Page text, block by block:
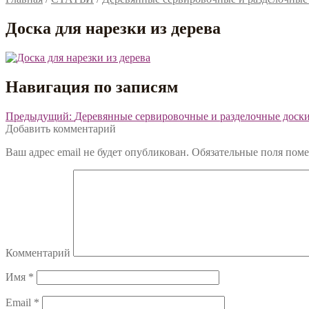
Доска для нарезки из дерева
Навигация по записям
Предыдущий: Деревянные сервировочные и разделочные доски
Добавить комментарий
Ваш адрес email не будет опубликован. Обязательные поля
Комментарий
Имя *
Email *